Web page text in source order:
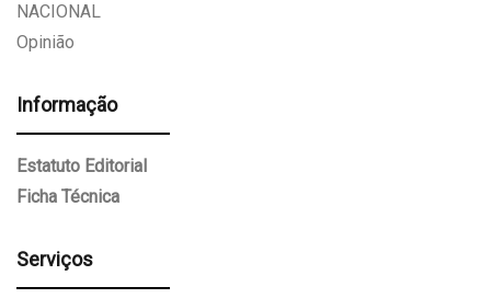
NACIONAL
Opinião
Informação
Estatuto Editorial
Ficha Técnica
Serviços